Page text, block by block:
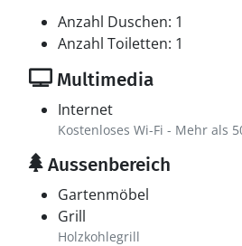
Anzahl Duschen: 1
Anzahl Toiletten: 1
Multimedia
Internet
Kostenloses Wi-Fi - Mehr als
Aussenbereich
Gartenmöbel
Grill
Holzkohlegrill